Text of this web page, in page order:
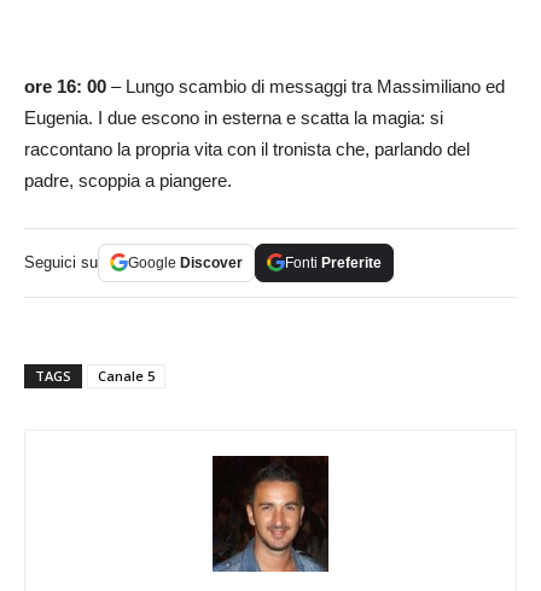
ore 16: 00 – Lungo scambio di messaggi tra Massimiliano ed
Eugenia. I due escono in esterna e scatta la magia: si
raccontano la propria vita con il tronista che, parlando del
padre, scoppia a piangere.
Seguici su Google Discover Fonti Preferite
TAGS Canale 5